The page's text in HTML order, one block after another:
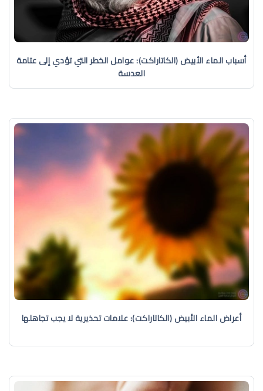
أسباب الماء الأبيض (الكاتاراكت): عوامل الخطر التي تؤدي إلى عتامة
العدسة
أعراض الماء الأبيض (الكاتاراكت): علامات تحذيرية لا يجب تجاهلها